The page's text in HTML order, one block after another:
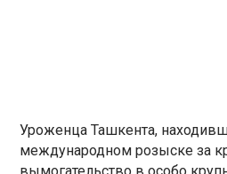
Уроженца Ташкента,
международном розыске за